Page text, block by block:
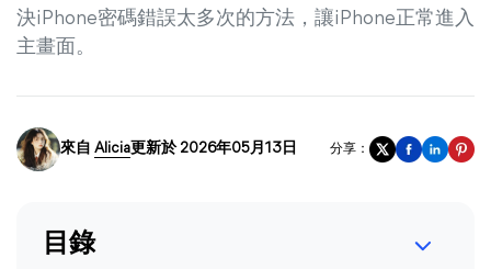
決iPhone密碼錯誤太多次的方法，讓iPhone正常進入
主畫面。
來自 Alicia更新於 2026年05月13日 分享：
目錄